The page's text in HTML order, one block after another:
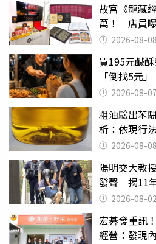
故宮《龍藏
萬！ 店員
買 2026-08-08
買195元鹹
「倒找5元
2026-08-07
粗油驗出苯
析：依現行
2026-08-08
陽明交大教
發聲 揭11年
2026-08-02
宏碁發重訊
經營：發現